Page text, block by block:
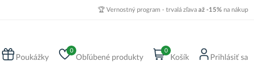
🏆 Vernostný program - trvalá zľava až -15% na nákup
Poukážky
0
Obľúbené produkty
0
Košík Prihlásiť sa